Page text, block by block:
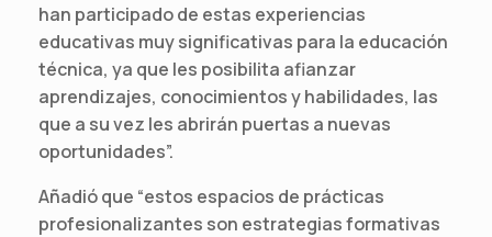
han participado de estas experiencias
educativas muy significativas para la educación
técnica, ya que les posibilita afianzar
aprendizajes, conocimientos y habilidades, las
que a su vez les abrirán puertas a nuevas
oportunidades”.
Añadió que “estos espacios de prácticas
profesionalizantes son estrategias formativas